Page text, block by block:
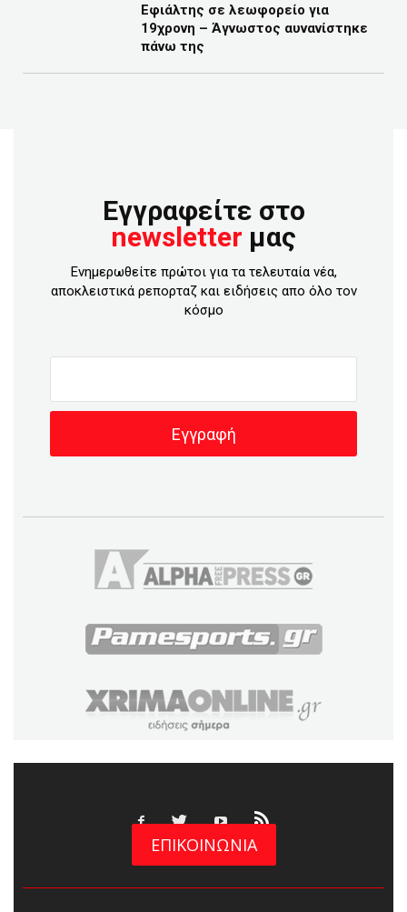
Εφιάλτης σε λεωφορείο για
19χρονη – Άγνωστος αυνανίστηκε
πάνω της
Εγγραφείτε στο
newsletter μας
Ενημερωθείτε πρώτοι για τα τελευταία νέα,
αποκλειστικά ρεπορταζ και ειδήσεις απο όλο τον
κόσμο
ΕΠΙΚΟΙΝΩΝΙΑ